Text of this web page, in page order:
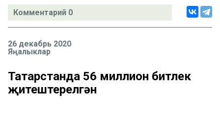
Комментарий 0
26 декабрь 2020
Яңалыклар
Татарстанда 56 миллион битлек
җитештерелгән